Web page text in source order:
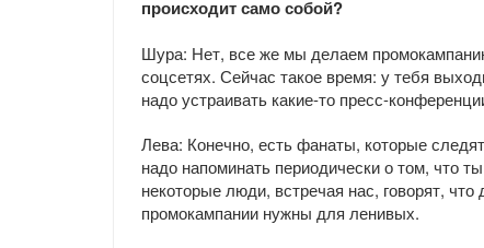
происходит само собой?
Шура: Нет, все же мы делаем
соцсетях. Сейчас такое время: у тебя
надо устраивать какие-то пресс-
Лева: Конечно, есть фанаты, которые
надо напоминать периодически о том, что
некоторые люди, встречая нас, говорят,
промокампании нужны для ленивых.